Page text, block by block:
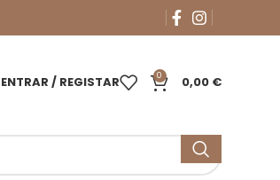
ENTRAR / REGISTAR 0 0,00 €